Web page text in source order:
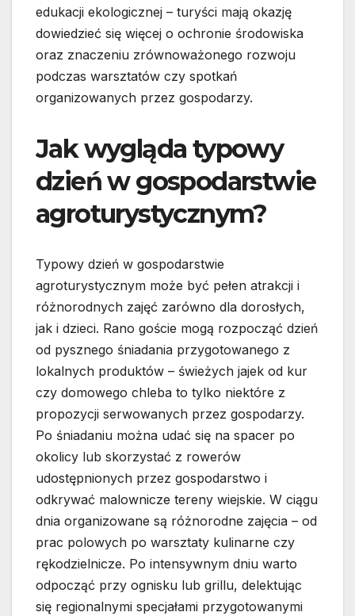
edukacji ekologicznej – turyści mają okazję
dowiedzieć się więcej o ochronie środowiska
oraz znaczeniu zrównoważonego rozwoju
podczas warsztatów czy spotkań
organizowanych przez gospodarzy.
Jak wygląda typowy
dzień w gospodarstwie
agroturystycznym?
Typowy dzień w gospodarstwie
agroturystycznym może być pełen atrakcji i
różnorodnych zajęć zarówno dla dorosłych,
jak i dzieci. Rano goście mogą rozpocząć dzień
od pysznego śniadania przygotowanego z
lokalnych produktów – świeżych jajek od kur
czy domowego chleba to tylko niektóre z
propozycji serwowanych przez gospodarzy.
Po śniadaniu można udać się na spacer po
okolicy lub skorzystać z rowerów
udostępnionych przez gospodarstwo i
odkrywać malownicze tereny wiejskie. W ciągu
dnia organizowane są różnorodne zajęcia – od
prac polowych po warsztaty kulinarne czy
rękodzielnicze. Po intensywnym dniu warto
odpocząć przy ognisku lub grillu, delektując
się regionalnymi specjałami przygotowanymi